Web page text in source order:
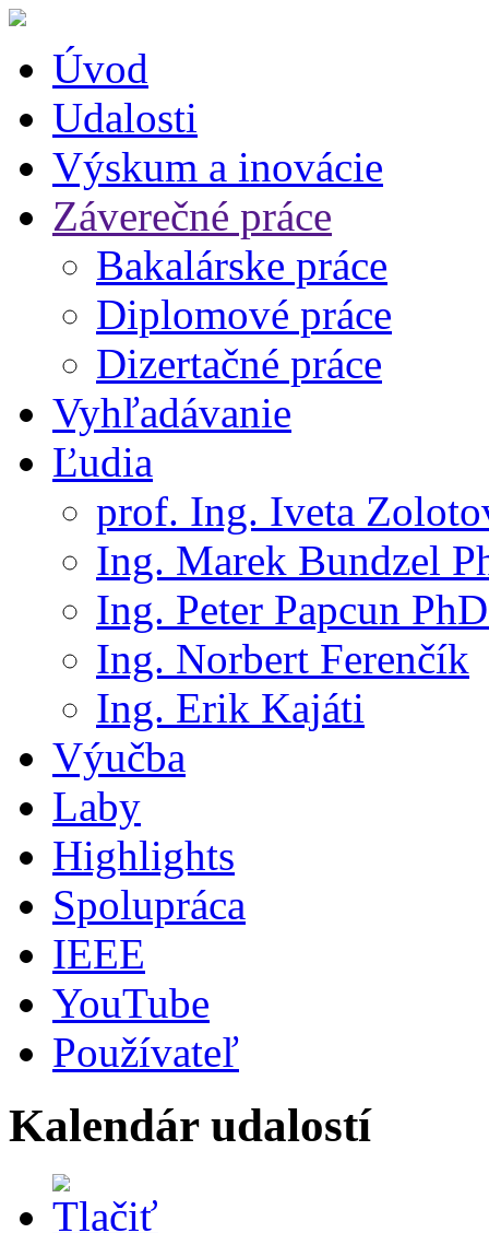
Úvod
Udalosti
Výskum a inovácie
Záverečné práce
Bakalárske práce
Diplomové práce
Dizertačné práce
Vyhľadávanie
Ľudia
prof. Ing. Iveta
Ing. Marek Bundzel
Ing. Peter Papcun
Ing. Norbert Ferenčík
Ing. Erik Kajáti
Výučba
Laby
Highlights
Spolupráca
IEEE
YouTube
Používateľ
Kalendár udalostí